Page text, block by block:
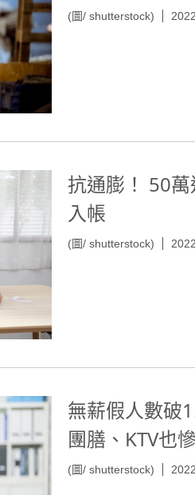
(圖/ shutterstock)
抗通膨！ 50
入帳
(圖/ shutterstock)
無薪假人數破
團膳、KTV也慘
(圖/ shutterstock)